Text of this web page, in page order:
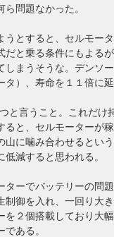
問題なかった。
うとすると、セルモー
だと乗る条件にもよる
しまうそうな。デンソ
）、寿命を１１倍に延
と言うこと。これだけ
ると、セルモーターが
山に噛み合わせるとい
減すると思われる。
ターでバッテリーの問
制御を入れ、一回り大
を２個搭載しており大
ある。